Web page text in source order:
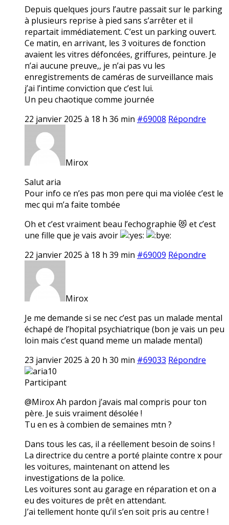
Depuis quelques jours l’autre passait sur le parking
à plusieurs reprise à pied sans s’arrêter et il
repartait immédiatement. C’est un parking ouvert.
Ce matin, en arrivant, les 3 voitures de fonction
avaient les vitres défoncées, griffures, peinture. Je
n’ai aucune preuve,, je n’ai pas vu les
enregistrements de caméras de surveillance mais
j’ai l’intime conviction que c’est lui.
Un peu chaotique comme journée
22 janvier 2025 à 18 h 36 min #69008 Répondre
Mirox
Salut aria
Pour info ce n’es pas mon pere qui ma violée c’est le
mec qui m’a faite tombée
Oh et c’est vraiment beau l’echographie 😻 et c’est
une fille que je vais avoir
22 janvier 2025 à 18 h 39 min #69009 Répondre
Mirox
Je me demande si se nec c’est pas un malade mental
échapé de l’hopital psychiatrique (bon je vais un peu
loin mais c’est quand meme un malade mental)
23 janvier 2025 à 20 h 30 min #69033 Répondre
aria10
Participant
@Mirox Ah pardon j’avais mal compris pour ton
père. Je suis vraiment désolée !
Tu en es à combien de semaines mtn ?
Dans tous les cas, il a réellement besoin de soins !
La directrice du centre a porté plainte contre x pour
les voitures, maintenant on attend les
investigations de la police.
Les voitures sont au garage en réparation et on a
eu des voitures de prêt en attendant.
J’ai tellement honte qu’il s’en soit pris au centre !